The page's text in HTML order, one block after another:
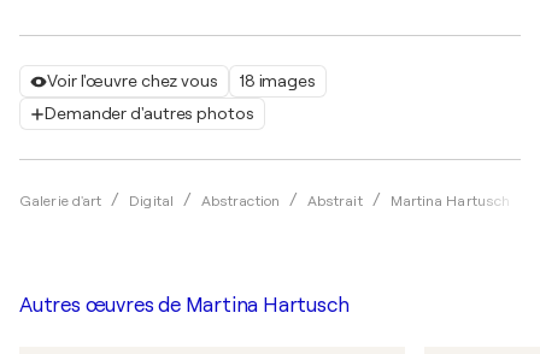
Voir l'œuvre chez vous
18 images
Demander d'autres photos
Galerie d'art Digital Abstraction Abstrait Martina Hartusch
Autres œuvres de Martina Hartusch